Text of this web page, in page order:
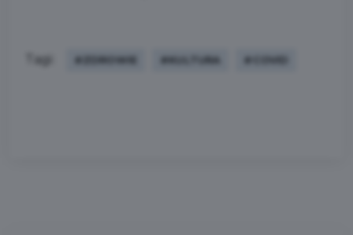
Tagi: #ZDROWIE #KULTURA #COVID